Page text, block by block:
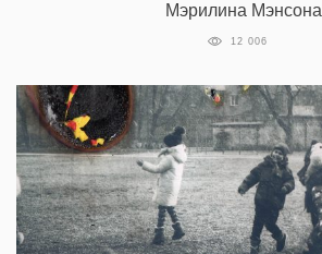
Мэрилина Мэнсона
12 006